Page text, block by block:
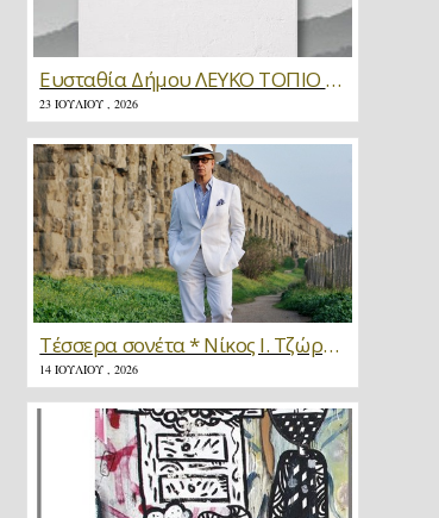
Ευσταθία Δήμου ΛΕΥΚΟ ΤΟΠΙΟ * Κριτική
23 ΙΟΥΛΊΟΥ , 2026
Τέσσερα σονέτα * Νίκος Ι. Τζώρτζης
14 ΙΟΥΛΊΟΥ , 2026